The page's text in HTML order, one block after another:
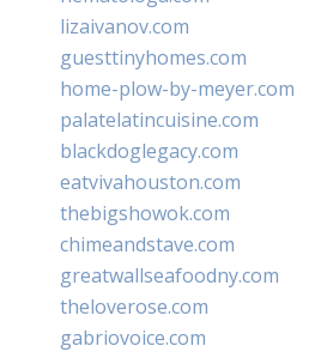
lizaivanov.com
guesttinyhomes.com
home-plow-by-meyer.com
palatelatincuisine.com
blackdoglegacy.com
eatvivahouston.com
thebigshowok.com
chimeandstave.com
greatwallseafoodny.com
theloverose.com
gabriovoice.com